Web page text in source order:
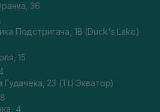
36
Подстригача, 1В (Duck's Lake)
15
Гудачека, 23 (ТЦ Экватор)
4